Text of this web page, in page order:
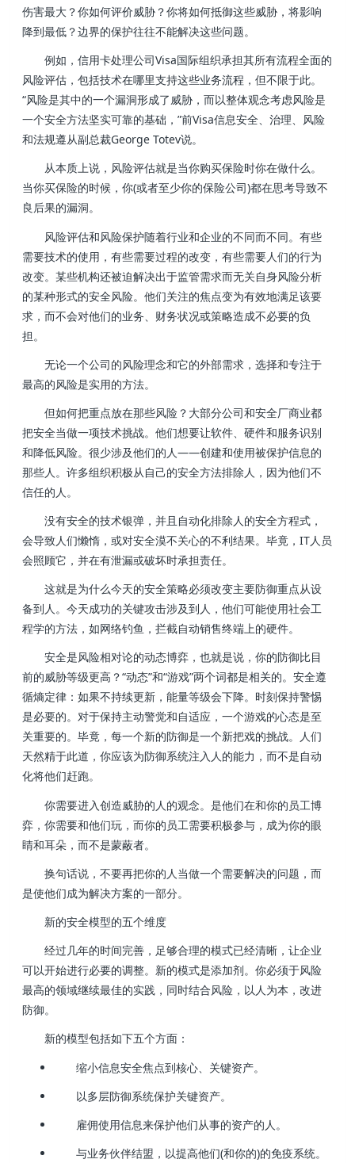
伤害最大？你如何评价威胁？你将如何抵御这些威胁，将影响
降到最低？边界的保护往往不能解决这些问题。
例如，信用卡处理公司Visa国际组织承担其所有流程全面的
风险评估，包括技术在哪里支持这些业务流程，但不限于此。
“风险是其中的一个漏洞形成了威胁，而以整体观念考虑风险是
一个安全方法坚实可靠的基础，”前Visa信息安全、治理、风险
和法规遵从副总裁George Totev说。
从本质上说，风险评估就是当你购买保险时你在做什么。
当你买保险的时候，你(或者至少你的保险公司)都在思考导致不
良后果的漏洞。
风险评估和风险保护随着行业和企业的不同而不同。有些
需要技术的使用，有些需要过程的改变，有些需要人们的行为
改变。某些机构还被迫解决出于监管需求而无关自身风险分析
的某种形式的安全风险。他们关注的焦点变为有效地满足该要
求，而不会对他们的业务、财务状况或策略造成不必要的负
担。
无论一个公司的风险理念和它的外部需求，选择和专注于
最高的风险是实用的方法。
但如何把重点放在那些风险？大部分公司和安全厂商业都
把安全当做一项技术挑战。他们想要让软件、硬件和服务识别
和降低风险。很少涉及他们的人——创建和使用被保护信息的
那些人。许多组织积极从自己的安全方法排除人，因为他们不
信任的人。
没有安全的技术银弹，并且自动化排除人的安全方程式，
会导致人们懒惰，或对安全漠不关心的不利结果。毕竟，IT人员
会照顾它，并在有泄漏或破坏时承担责任。
这就是为什么今天的安全策略必须改变主要防御重点从设
备到人。今天成功的关键攻击涉及到人，他们可能使用社会工
程学的方法，如网络钓鱼，拦截自动销售终端上的硬件。
安全是风险相对论的动态博弈，也就是说，你的防御比目
前的威胁等级更高？“动态”和“游戏”两个词都是相关的。安全遵
循熵定律：如果不持续更新，能量等级会下降。时刻保持警惕
是必要的。对于保持主动警觉和自适应，一个游戏的心态是至
关重要的。毕竟，每一个新的防御是一个新把戏的挑战。人们
天然精于此道，你应该为防御系统注入人的能力，而不是自动
化将他们赶跑。
你需要进入创造威胁的人的观念。是他们在和你的员工博
弈，你需要和他们玩，而你的员工需要积极参与，成为你的眼
睛和耳朵，而不是蒙蔽者。
换句话说，不要再把你的人当做一个需要解决的问题，而
是使他们成为解决方案的一部分。
新的安全模型的五个维度
经过几年的时间完善，足够合理的模式已经清晰，让企业
可以开始进行必要的调整。新的模式是添加剂。你必须于风险
最高的领域继续最佳的实践，同时结合风险，以人为本，改进
防御。
新的模型包括如下五个方面：
缩小信息安全焦点到核心、关键资产。
以多层防御系统保护关键资产。
雇佣使用信息来保护他们从事的资产的人。
与业务伙伴结盟，以提高他们(和你的)的免疫系统。